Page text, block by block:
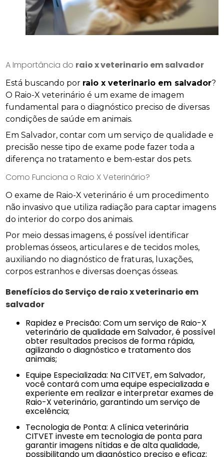
A Importância do raio x veterinario em salvador
Está buscando por raio x veterinario em salvador?
O Raio-X veterinário é um exame de imagem
fundamental para o diagnóstico preciso de diversas
condições de saúde em animais.
Em Salvador, contar com um serviço de qualidade e
precisão nesse tipo de exame pode fazer toda a
diferença no tratamento e bem-estar dos pets.
Como Funciona o Raio X Veterinário?
O exame de Raio-X veterinário é um procedimento
não invasivo que utiliza radiação para captar imagens
do interior do corpo dos animais.
Por meio dessas imagens, é possível identificar
problemas ósseos, articulares e de tecidos moles,
auxiliando no diagnóstico de fraturas, luxações,
corpos estranhos e diversas doenças ósseas.
Benefícios do Serviço deraio x veterinario em
salvador
Rapidez e Precisão: Com um serviço de Raio-X
veterinário de qualidade em Salvador, é possível
obter resultados precisos de forma rápida,
agilizando o diagnóstico e tratamento dos
animais;
Equipe Especializada: Na CITVET, em Salvador,
você contará com uma equipe especializada e
experiente em realizar e interpretar exames de
Raio-X veterinário, garantindo um serviço de
excelência;
Tecnologia de Ponta: A clínica veterinária
CITVET investe em tecnologia de ponta para
garantir imagens nítidas e de alta qualidade,
possibilitando um diagnóstico preciso e eficaz;